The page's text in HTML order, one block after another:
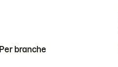
Per branche